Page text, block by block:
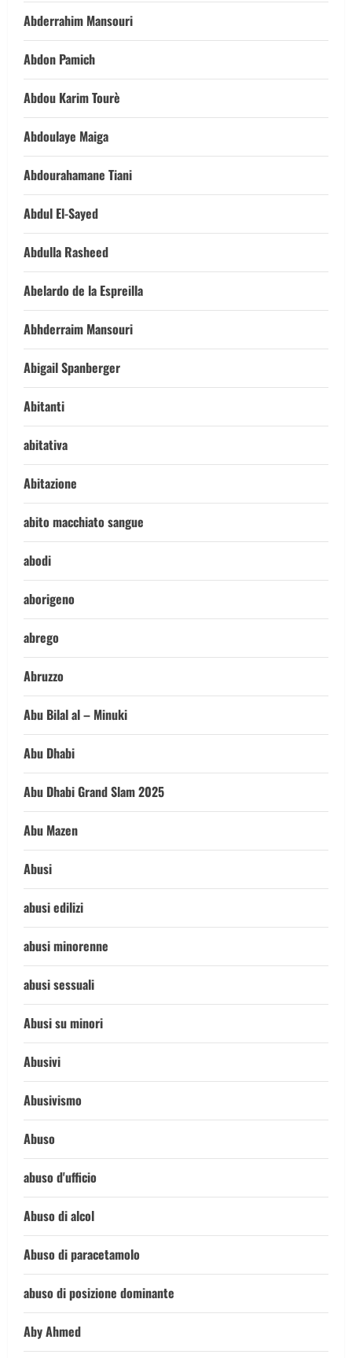
Abderrahim Mansouri
Abdon Pamich
Abdou Karim Tourè
Abdoulaye Maiga
Abdourahamane Tiani
Abdul El-Sayed
Abdulla Rasheed
Abelardo de la Espreilla
Abhderraim Mansouri
Abigail Spanberger
Abitanti
abitativa
Abitazione
abito macchiato sangue
abodi
aborigeno
abrego
Abruzzo
Abu Bilal al – Minuki
Abu Dhabi
Abu Dhabi Grand Slam 2025
Abu Mazen
Abusi
abusi edilizi
abusi minorenne
abusi sessuali
Abusi su minori
Abusivi
Abusivismo
Abuso
abuso d'ufficio
Abuso di alcol
Abuso di paracetamolo
abuso di posizione dominante
Aby Ahmed